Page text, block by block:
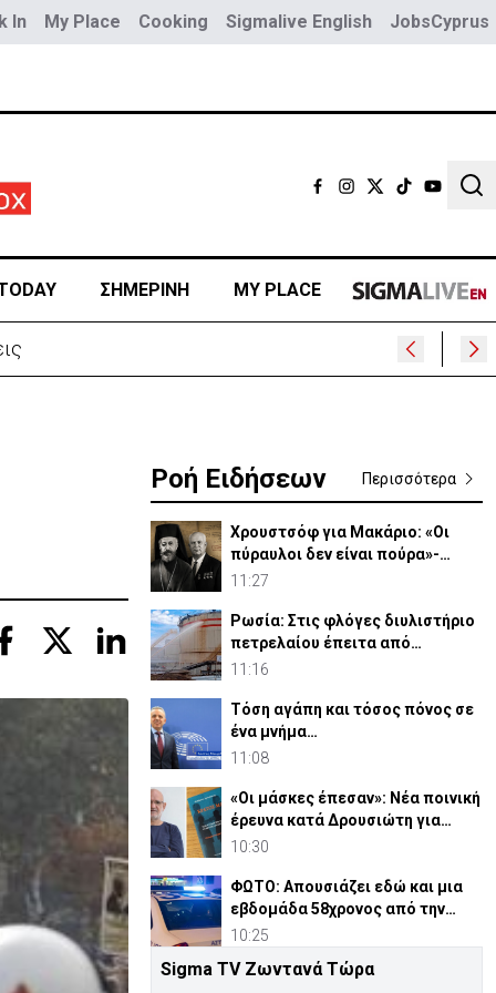
In My Place Cooking Sigmalive English JobsCyprus
ΣΗΜΕΡΙΝΗ MY PLACE
Ροή Ειδήσεων Περισσότερα
Χρουστσόφ για Μακάριο: «Οι
πύραυλοι δεν είναι πούρα»-
Αποκαλυπτικο έγγραφο 1964
11:27
Ρωσία: Στις φλόγες διυλιστήριο
πετρελαίου έπειτα από
ουκρανική επίθεση
11:16
Τόση αγάπη και τόσος πόνος σε
ένα μνήμα…
11:08
«Οι μάσκες έπεσαν»: Νέα ποινική
έρευνα κατά Δρουσιώτη για
«Κράτος Μαφία»
10:30
ΦΩΤΟ: Απουσιάζει εδώ και μια
εβδομάδα 58χρονος από την
οικία του στη Λευκωσία
10:25
Απόπειρα φόνου σε μοναστήρι:
Sigma TV Ζωντανά Τώρα